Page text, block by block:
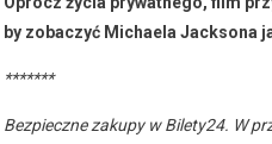
by zobaczyć Michaela Jacksona
*******
Bezpieczne zakupy w Bilety24. W